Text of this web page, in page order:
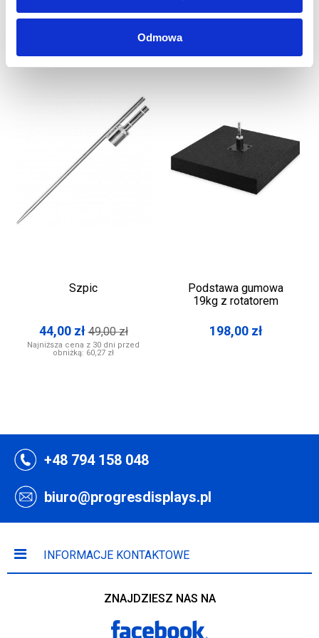
Odmowa
Szpic
44,00 zł 49,00zł
Najniższa cena z 30 dni przed
obniżką: 60,27 zł
Podstawa gumowa
19kg z rotatorem
198,00 zł
+48 794 158 048
biuro@progresdisplays.pl
INFORMACJE KONTAKTOWE
ZNAJDZIESZ NAS NA